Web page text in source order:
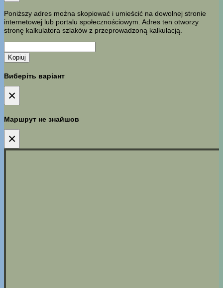
Poniższy adres można skopiować i umieścić na dowolnej stronie
internetowej lub portalu społecznościowym. Adres ten otworzy
stronę kalkulatora szlaków z przeprowadzoną kalkulacją.
Kopiuj
Виберіть варіант
×
Маршрут не знайшов
×